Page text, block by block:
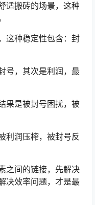
适搬砖的场景，这种
这种稳定性包含：封
号，其次是利润，最
果是被封号困扰，被
利润压榨，被封号反
之间的链接，先解决
决效率问题，才是最